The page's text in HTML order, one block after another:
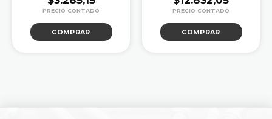
COMPRAR COMPRAR